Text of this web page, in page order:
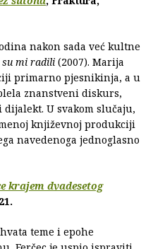
nakon sada već kultne
su mi radili (2007). Marija
primarno pjesnikinja, a u
znanstveni diskurs,
U svakom slučaju,
književnoj produkciji
navedenoga jednoglasno
krajem dvadesetog
teme i epohe